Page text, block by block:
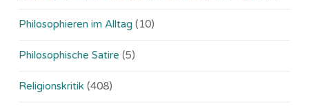
Philosophieren im Alltag (10)
Philosophische Satire (5)
Religionskritik (408)